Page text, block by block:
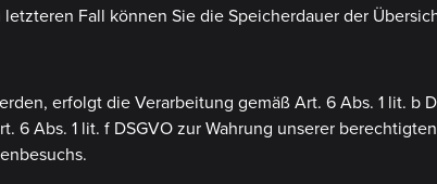
Fall können Sie die Speicherdauer der
erfolgt die Verarbeitung gemäß Art. 6 Abs. 1 lit. b
Abs. 1 lit. f DSGVO zur Wahrung unserer